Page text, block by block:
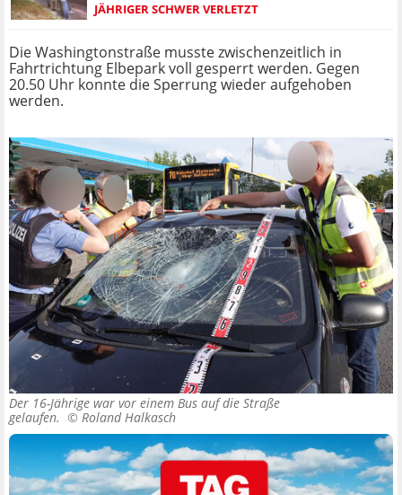
ÄHRIGER SCHWER VERLETZT
Die Washingtonstraße musste zwischenzeitlich in
Fahrtrichtung Elbepark voll gesperrt werden. Gegen
20.50 Uhr konnte die Sperrung wieder aufgehoben
werden.
Der 16-Jährige war vor einem Bus auf die Straße
gelaufen. © Roland Halkasch